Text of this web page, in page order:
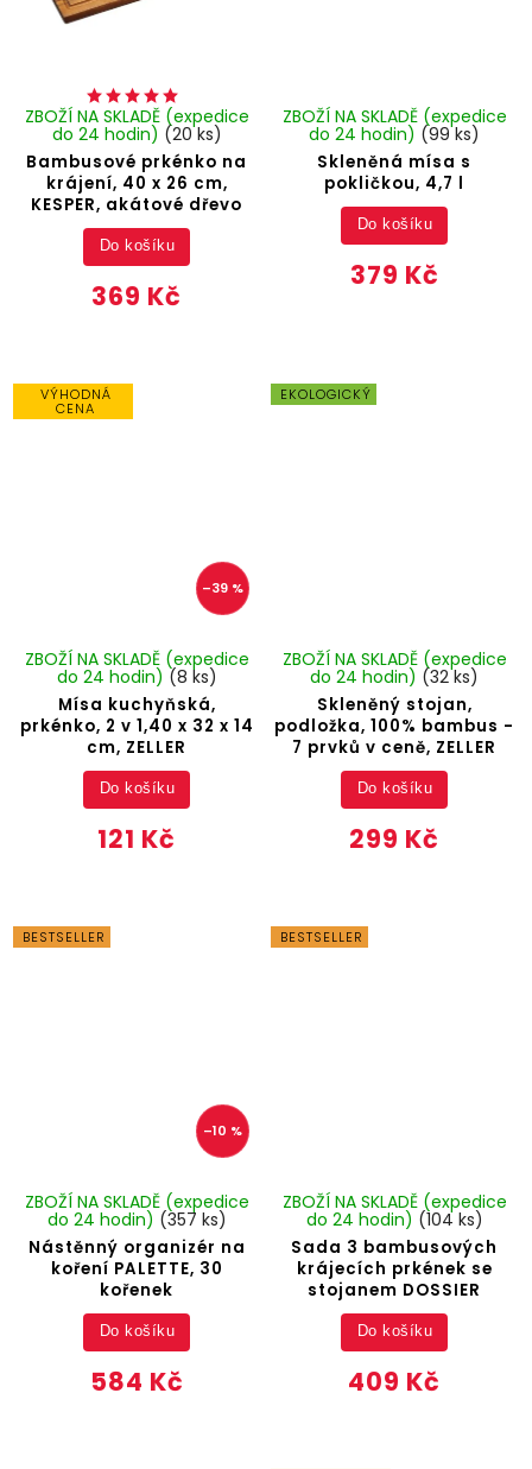
Bambusové prkénko na
krájení, 40 x 26 cm,
KESPER, akátové dřevo
ZBOŽÍ NA SKLADĚ (expedice
do 24 hodin) (20 ks)
369 Kč
Do košíku
Skleněná mísa s
pokličkou, 4,7 l
ZBOŽÍ NA SKLADĚ (expedice
do 24 hodin) (99 ks)
379 Kč
Do košíku
VÝHODNÁ
CENA
–39 %
Mísa kuchyňská,
prkénko, 2 v 1,40 x 32 x 14
cm, ZELLER
ZBOŽÍ NA SKLADĚ (expedice
do 24 hodin) (8 ks)
121 Kč
Do košíku
EKOLOGICKÝ
Skleněný stojan,
podložka, 100% bambus -
7 prvků v ceně, ZELLER
ZBOŽÍ NA SKLADĚ (expedice
do 24 hodin) (32 ks)
299 Kč
Do košíku
BESTSELLER
–10 %
Nástěnný organizér na
koření PALETTE, 30
kořenek
ZBOŽÍ NA SKLADĚ (expedice
do 24 hodin) (357 ks)
584 Kč
Do košíku
BESTSELLER
Sada 3 bambusových
krájecích prkének se
stojanem DOSSIER
ZBOŽÍ NA SKLADĚ (expedice
do 24 hodin) (104 ks)
409 Kč
Do košíku